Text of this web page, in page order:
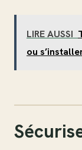
LIRE AUSSI
ou